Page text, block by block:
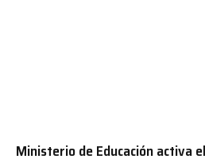
Ministerio de Educación activa